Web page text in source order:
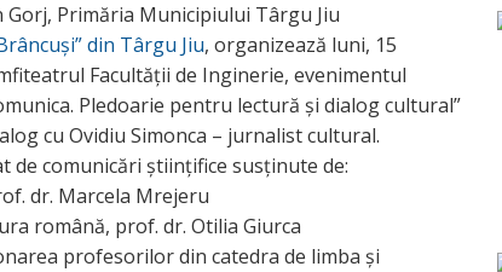
Gorj, Primăria Municipiului Târgu Jiu
din Târgu Jiu, organizează luni, 15
Facultății de Inginerie, evenimentul
Pledoarie pentru lectură și dialog cultural”
cu Ovidiu Simonca – jurnalist cultural.
de comunicări științifice susținute de:
dr. Marcela Mrejeru
română, prof. dr. Otilia Giurca
profesorilor din catedra de limba și